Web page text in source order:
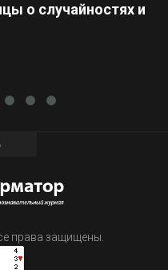
о случайностях и
права защищены.